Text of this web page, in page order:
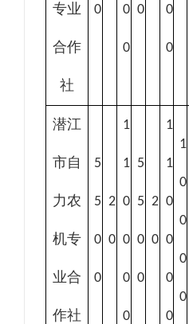
专业
合作
社
0 0
0
0 0
0
潜江
市自
力农
机专
业合
作社
5
5
0
0
2
0
1
1
0
0
0
0
5
5
0
0
2
0
1
1
0
0
0
0
1
0
0
0
0